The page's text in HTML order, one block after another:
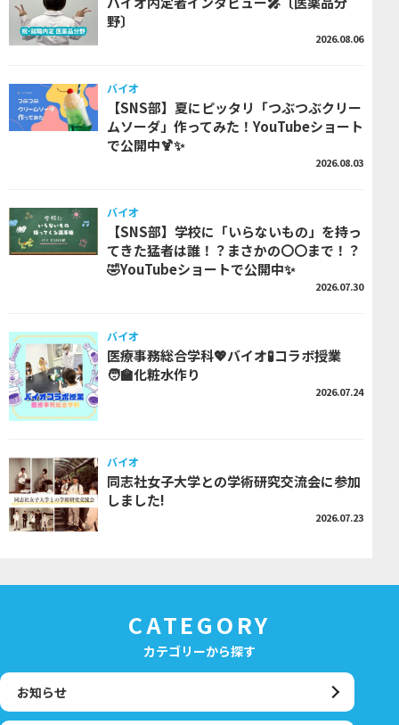
野〕
2026.08.06
バイオ
【SNS部】夏にピッタリ「つぶつぶクリー
ムソーダ」作ってみた！YouTubeショート
で公開中🍹✨
2026.08.03
バイオ
【SNS部】学校に「いらないもの」を持っ
てきた猛者は誰！？まさかの〇〇まで！？
🤣YouTubeショートで公開中✨
2026.07.30
バイオ
医療事務総合学科💖バイオ🧪コラボ授業
🧑‍🏫化粧水作り
2026.07.24
バイオ
同志社女子大学との学術研究交流会に参加
しました!
2026.07.23
CATEGORY
カテゴリーから探す
お知らせ